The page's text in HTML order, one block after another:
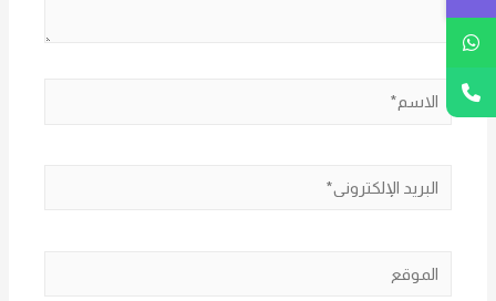
الاسم*
البريد
الموقع